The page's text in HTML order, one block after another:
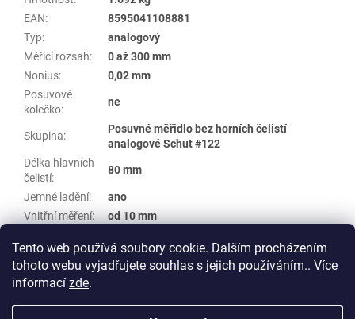
Tento web používá soubory cookie. Dalším procházením
tohoto webu vyjadřujete souhlas s jejich používáním.. Více
informací zde.
EAN:
8595041108881
Typ:
analogový
Měřicí rozsah:
0 až 300 mm
Nonius:
0,02 mm
Posuvové
kolečko:
ne
Skupina:
Posuvné měřidlo bez horních čelistí
analogové Schut #122
Délka hlavních
čelistí:
80 mm
Jemné ladění:
ano
Vnitřní měření:
od 10 mm